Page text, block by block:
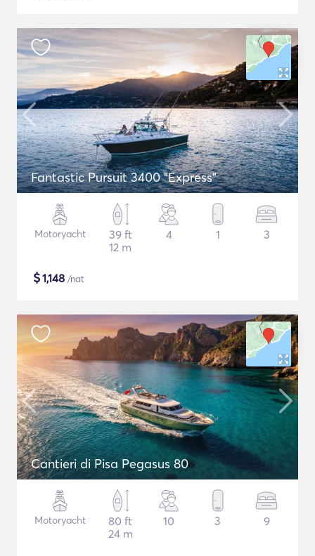
Fantastic Pursuit 3400 "Express"
Motoryacht
39 ft
12 m
4 1 3
$1,148 /nat
Cantieri di Pisa Pegasus 80
Motoryacht
80 ft
24 m
10 3 9